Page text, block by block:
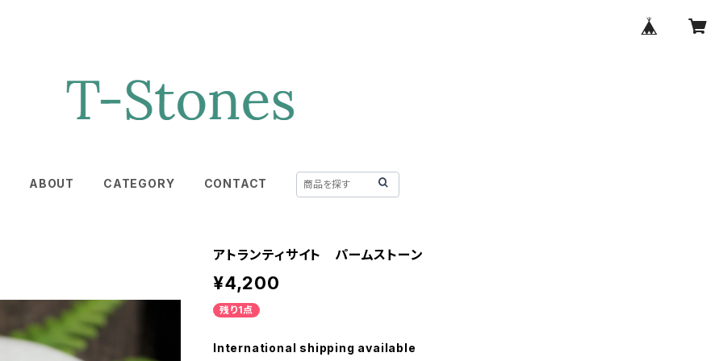
ABOUT CATEGORY CONTACT
アトランティサイト パームストーン
¥4,200
残り1点
International shipping available